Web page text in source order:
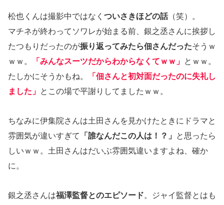
松也くんは撮影中ではなく ついさきほどの話（笑）。
マチネが終わってソワレが始まる前、銀之丞さんに挨拶し
たつもりだったのが振り返ってみたら佃さんだったそうｗ
ｗｗ。
「みんなスーツだからわからなくてｗｗ」 とｗｗ。
たしかにそうかもね。
「佃さんと初対面だったのに失礼し
ました」 とこの場で平謝りしてましたｗｗ。
ちなみに伊集院さんは土田さんを見かけたときにドラマと
雰囲気が違いすぎて
「誰なんだこの人は！？」
と思ったら
しいｗｗ。土田さんはだいぶ雰囲気違いますよね、確か
に。
銀之丞さんは福澤監督とのエピソード。ジャイ監督とはも